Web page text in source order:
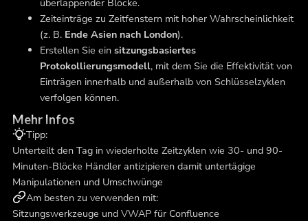
überlappender Blöcke.
Zeiteinträge zu Zeitfenstern mit hoher Wahrscheinlichkeit
(z. B. Ende Asien nach London).
Erstellen Sie ein sitzungsbasiertes
Protokollierungsmodell, mit dem Sie die Effektivität von
Einträgen innerhalb und außerhalb von Schlüsselzyklen
verfolgen können.
Mehr Infos
Tipp:
Unterteilt den Tag in wiederholte Zeitzyklen wie 30- und 90-
Minuten-Blöcke Händler antizipieren damit untertägige
Manipulationen und Umschwünge
Am besten zu verwenden mit:
Sitzungswerkzeuge und VWAP für Confluence